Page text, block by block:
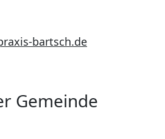
bartsch.de
Gemeinde